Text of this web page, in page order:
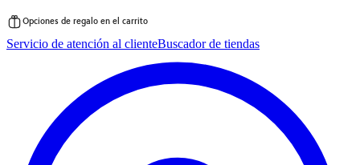
al
Opciones de regalo en el carrito
Servicio de atención al clienteBuscador de tiendas